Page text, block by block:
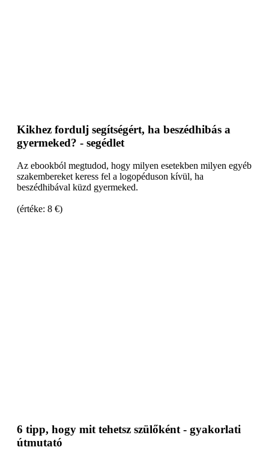
Kikhez fordulj segítségért, ha beszédhibás a
gyermeked? - segédlet
Az ebookból megtudod, hogy milyen esetekben milyen egyéb
szakembereket keress fel a logopéduson kívül, ha
beszédhibával küzd gyermeked.
(értéke: 8 €)
6 tipp, hogy mit tehetsz szülőként - gyakorlati
útmutató